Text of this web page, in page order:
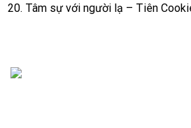
Tâm sự với người lạ – Tiên